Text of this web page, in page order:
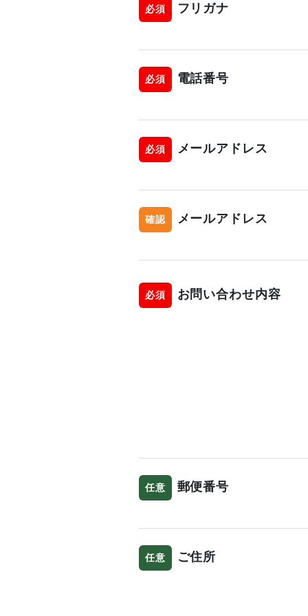
必須 フリガナ
必須 電話番号
必須 メールアドレス
確認 メールアドレス
必須 お問い合わせ内容
任意 郵便番号
任意 ご住所